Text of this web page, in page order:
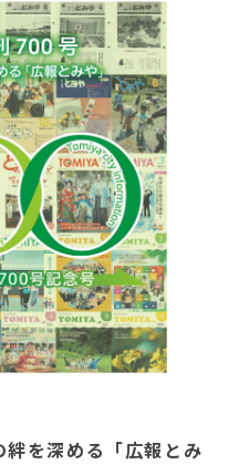
を深める「広報とみ